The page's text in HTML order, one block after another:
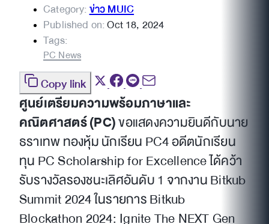
Category:ข่าว MUIC
Published on:Oct 18, 2024
Tags:
PC News
Copy link
ศูนย์เตรียมความพร้อมภาษาและ
คณิตศาสตร์ (PC)ขอแสดงความยินดีกับนาย
ธราเทพ ทองหุ้ม นักเรียน PC4 อดีตนักเรียน
ทุน PC Scholarship for Excellence ได้คว้า
รับรางวัลรองชนะเลิศอันดับ 1 จากงาน Bitkub
Summit 2024 ในรายการ Bitkub
Blockathon 2024: Ignite The NEXT Gen